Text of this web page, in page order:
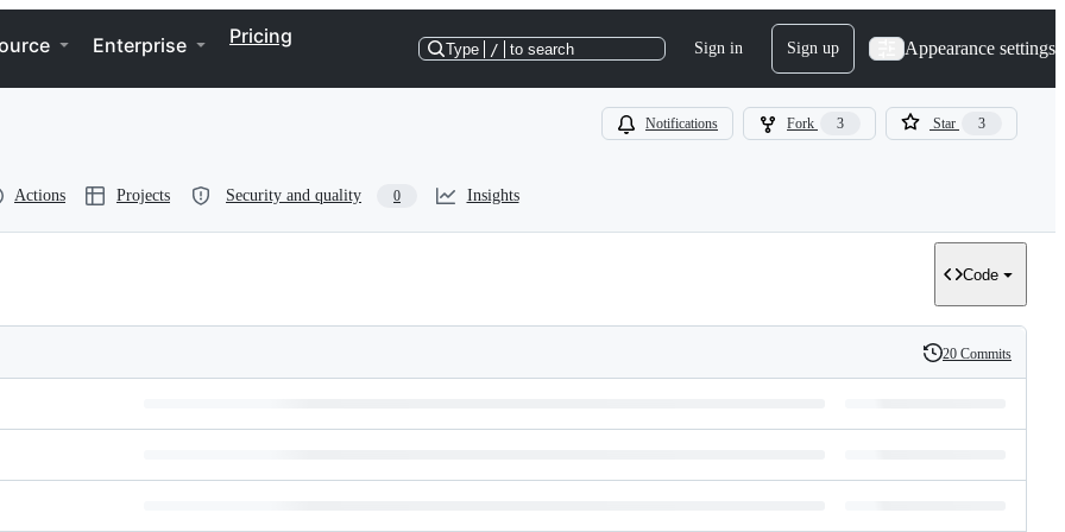
Enterprise Pricing
Type / to search Sign in Sign up Appearance settings
Notifications Fork 3 Star 3
Actions Projects Security and quality 0 Insights
Code
History
20 Commits